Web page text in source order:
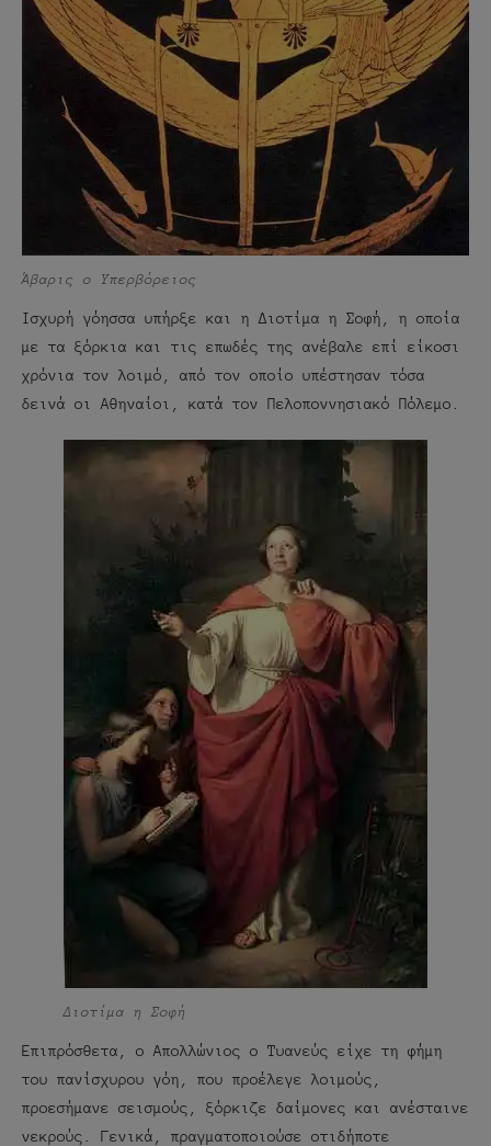
Άβαρις ο Υπερβόρειος
Ισχυρή γόησσα υπήρξε και η Διοτίμα η Σοφή, η οποία
με τα ξόρκια και τις επωδές της ανέβαλε επί είκοσι
χρόνια τον λοιμό, από τον οποίο υπέστησαν τόσα
δεινά οι Αθηναίοι, κατά τον Πελοποννησιακό Πόλεμο.
Διοτίμα η Σοφή
Επιπρόσθετα, ο Απολλώνιος ο Τυανεύς είχε τη φήμη
του πανίσχυρου γόη, που προέλεγε λοιμούς,
προεσήμανε σεισμούς, ξόρκιζε δαίμονες και ανέσταινε
νεκρούς. Γενικά, πραγματοποιούσε οτιδήποτε